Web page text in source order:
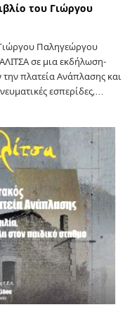
του Γιώργου
Παληγεώργου
σε μια εκδήλωση-
πλατεία Ανάπλασης και
εσπερίδες,…